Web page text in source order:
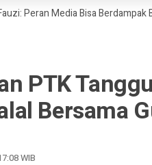
Media Bisa Berdampak Besar
PTK
Bersama
WIB